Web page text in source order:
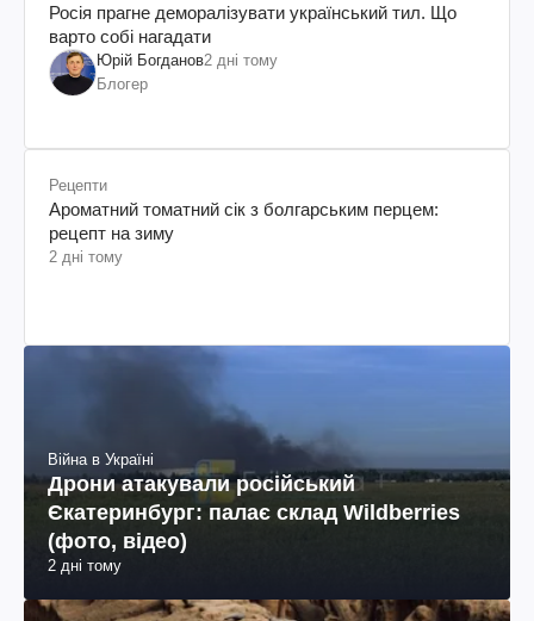
Росія прагне деморалізувати український тил. Що
варто собі нагадати
Юрій Богданов2 дні тому
Блогер
Рецепти
Ароматний томатний сік з болгарським перцем:
рецепт на зиму
2 дні тому
Війна в Україні
Дрони атакували російський
Єкатеринбург: палає склад Wildberries
(фото, відео)
2 дні тому